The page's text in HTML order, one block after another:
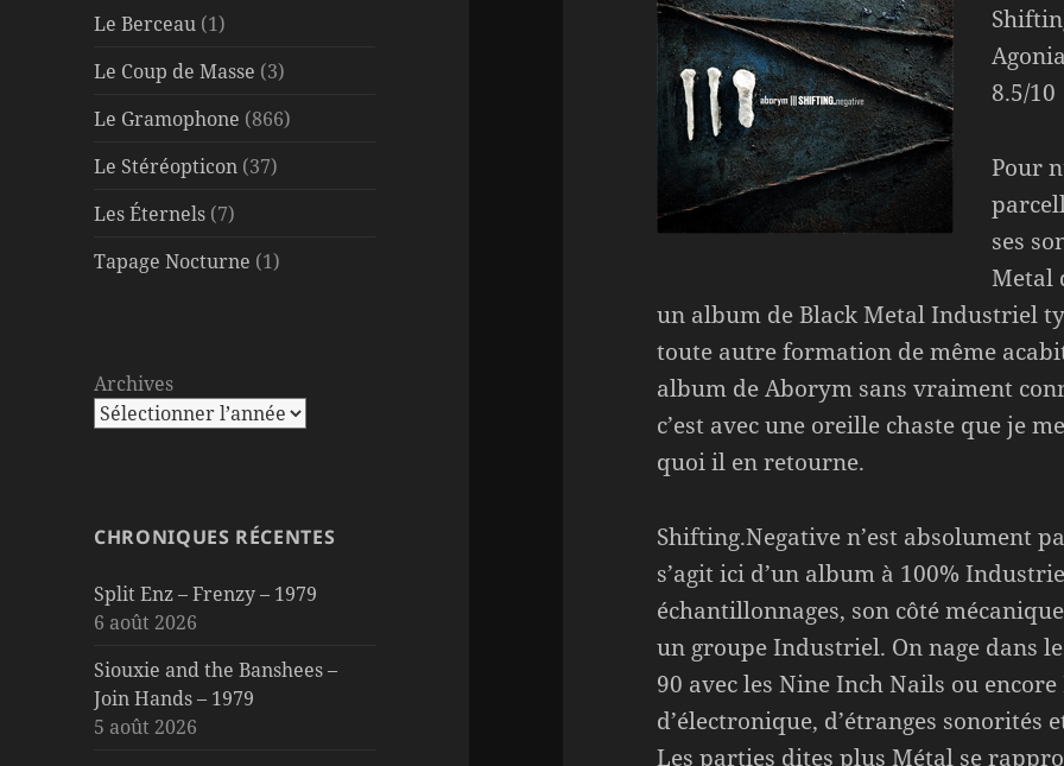
Le Berceau (1)
Le Coup de Masse (3)
Le Gramophone (866)
Le Stéréopticon (37)
Les Éternels (7)
Tapage Nocturne (1)
Archives
CHRONIQUES RÉCENTES
Split Enz – Frenzy – 1979
6 août 2026
Siouxie and the Banshees –
Join Hands – 1979
5 août 2026
8.5/10
Pour
ses
Metal
un album de Black Metal Industriel
toute autre formation de même
album de Aborym sans vraiment
c’est avec une oreille chaste que je
quoi il en retourne.
Shifting.Negative n’est absolument
s’agit ici d’un album à 100%
échantillonnages, son côté
un groupe Industriel. On nage dans
90 avec les Nine Inch Nails ou
d’électronique, d’étranges sonorités
Les parties dites plus Métal se